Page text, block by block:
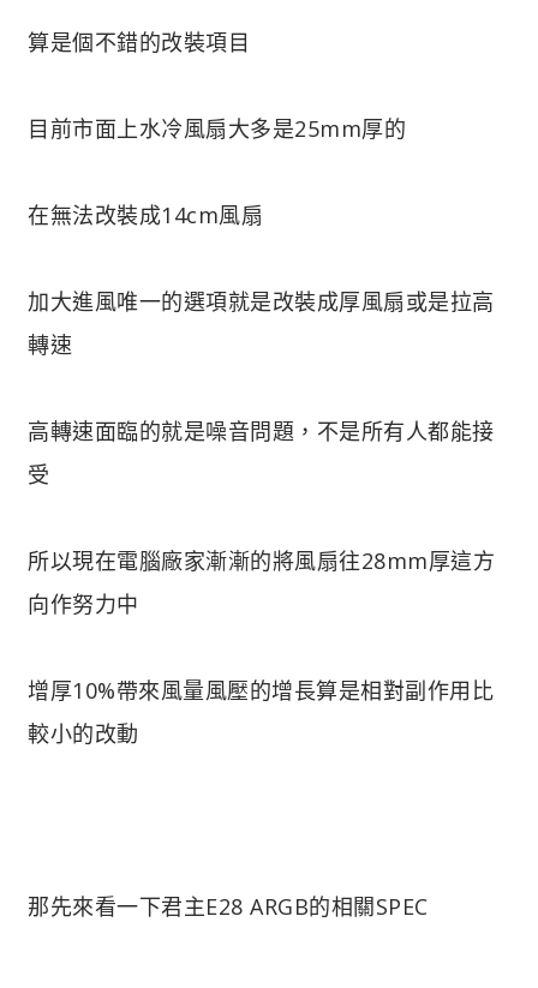
算是個不錯的改裝項目
目前市面上水冷風扇大多是25mm厚的
在無法改裝成14cm風扇
加大進風唯一的選項就是改裝成厚風扇或是拉高
轉速
高轉速面臨的就是噪音問題，不是所有人都能接
受
所以現在電腦廠家漸漸的將風扇往28mm厚這方
向作努力中
增厚10%帶來風量風壓的增長算是相對副作用比
較小的改動
那先來看一下君主E28 ARGB的相關SPEC